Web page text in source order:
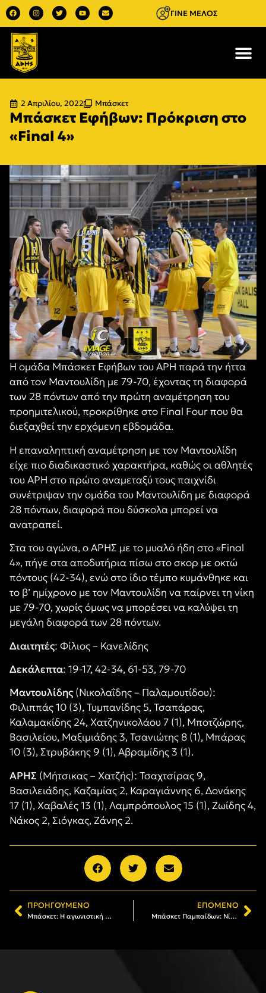
ΓΙΝΕ ΜΕΛΟΣ
2 Απριλίου, 2022 Μπάσκετ
Μπάσκετ Εφήβων: Πρόκριση στο
«Final 4»
H ομάδα Μπάσκετ Εφήβων του ΑΡΗ παρά την ήττα
από τον Μαντουλίδη με 79-70, έχοντας τη διαφορά
των 28 πόντων από την πρώτη αναμέτρηση του
προημιτελικού, προκρίθηκε στο Final Four που θα
διεξαχθεί την ερχόμενη εβδομάδα.
Η επαναληπτική αναμέτρηση με τον Μαντουλίδη
είχε πιο διαδικαστικό χαρακτήρα, καθώς οι αθλητές
του ΑΡΗ στο πρώτο αναμεταξύ τους παιχνίδι
συνέτριψαν την ομάδα του Μαντουλίδη με διαφορά
28 πόντων, διαφορά που δύσκολα μπορεί να
ανατραπεί.
Στα του αγώνα, ο ΑΡΗΣ με το μυαλό ήδη στο «Final
4», πήγε στα αποδυτήρια πίσω στο σκορ με οκτώ
πόντους (42-34), ενώ στο ίδιο τέμπο κυμάνθηκε και
το β’ ημίχρονο με τον Μαντουλίδη να παίρνει τη νίκη
με 79-70, χωρίς όμως να μπορέσει να καλύψει τη
μεγάλη διαφορά των 28 πόντων.
Διαιτητές: Φίλιος – Κανελίδης
Δεκάλεπτα: 19-17, 42-34, 61-53, 79-70
Μαντουλίδης (Νικολαΐδης – Παλαμουτίδου):
Φιλιππάς 10 (3), Τυμπανίδης 5, Τσαπάρας,
Καλαμακίδης 24, Χατζηνικολάου 7 (1), Μποτζώρης,
Βασιλείου, Μαξιμιάδης 3, Τσανιώτης 8 (1), Μπάρας
10 (3), Στρυβάκης 9 (1), Αβραμίδης 3 (1).
ΑΡΗΣ (Μήτσικας – Χατζής): Τσαχτσίρας 9,
Βασιλειάδης, Καζαμίας 2, Καραγιάννης 6, Δονάκης
17 (1), Χαβαλές 13 (1), Λαμπρόπουλος 15 (1), Ζωίδης 4,
Νάκος 2, Σιόγκας, Ζάνης 2.
ΠΡΟΗΓΟΎΜΕΝΟ
Μπάσκετ: Η αγωνιστική δραστηριότητα του Α.Σ. ΑΡΗΣ
ΕΠΌΜΕΝΟ
Μπάσκετ Παμπαίδων: Νίκη επί της Βεργίνας